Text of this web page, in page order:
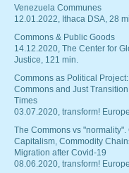
Venezuela Communes
12.01.2022, Ithaca DSA, 28
Commons & Public Goods
14.12.2020, The Center for
Justice, 121 min.
Commons as Political Project:
Commons and Just
Times
03.07.2020, transform!
The Commons vs "normality".
Capitalism, Commodity
Migration after Covid-19
08.06.2020, transform!